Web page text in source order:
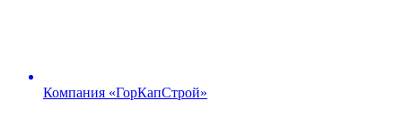
Компания «ГорКапСтрой»